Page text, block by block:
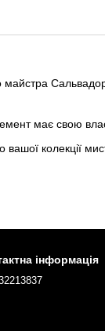
майстра
має свою
вашої колекції
інформація